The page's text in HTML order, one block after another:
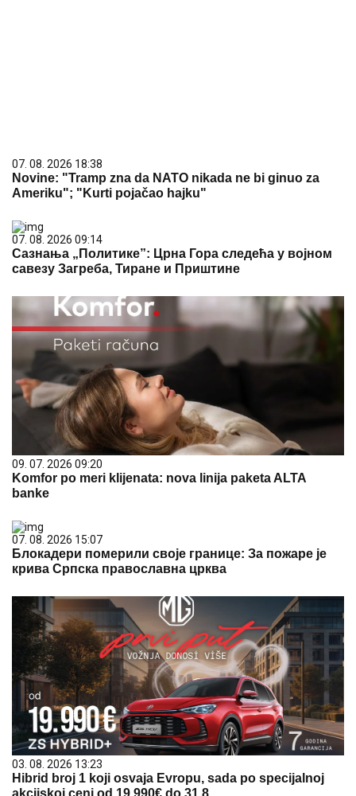
07. 08. 2026 18:38
Novine: "Tramp zna da NATO nikada ne bi ginuo za
Ameriku"; "Kurti pojačao hajku"
07. 08. 2026 09:14
Сазнања „Политике”: Црна Гора следећа у војном
савезу Загреба, Тиране и Приштине
09. 07. 2026 09:20
Komfor po meri klijenata: nova linija paketa ALTA
banke
07. 08. 2026 15:07
Блокадери померили своје границе: За пожаре је
крива Српска православна црква
03. 08. 2026 13:23
Hibrid broj 1 koji osvaja Evropu, sada po specijalnoj
akcijskoj ceni od 19.990€ do 31.8.